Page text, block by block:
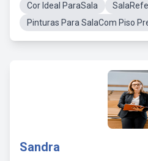
Cor Ideal ParaSala
Pinturas Para SalaCom Piso
Sandra